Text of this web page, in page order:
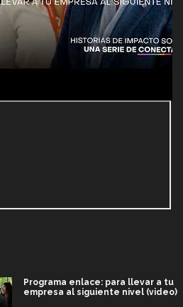
Programa enlace: para llevar a tu
empresa al siguiente nivel (video)